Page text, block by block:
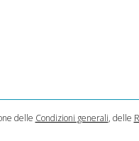
delle Condizioni generali, delle